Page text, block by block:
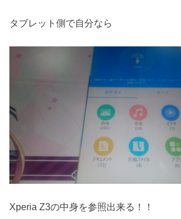
タブレット側で自分なら
Xperia Z3の中身を参照出来る！！